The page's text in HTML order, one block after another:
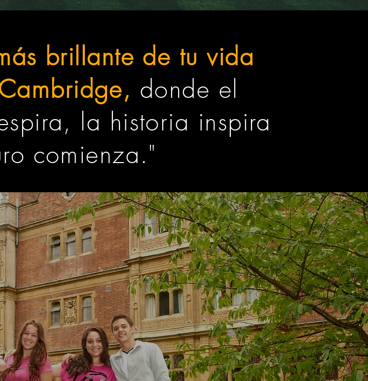
brillante de tu vida
donde el
la historia inspira
comienza."